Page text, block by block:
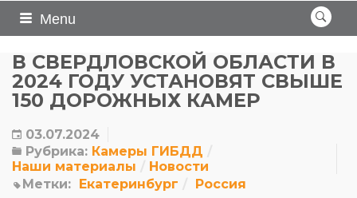
Menu
В СВЕРДЛОВСКОЙ ОБЛАСТИ В
2024 ГОДУ УСТАНОВЯТ СВЫШЕ
150 ДОРОЖНЫХ КАМЕР
03.07.2024
Рубрика: Камеры ГИБДД
Наши материалы
Новости
Метки: Екатеринбург Россия